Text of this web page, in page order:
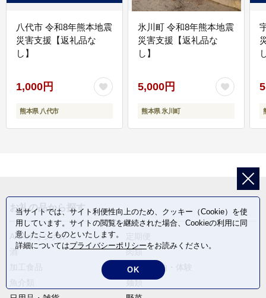
八代市 令和8年熊本地震
災害支援【返礼品な
し】
1,000円
熊本県 八代市
氷川町 令和8年熊本地震
災害支援【返礼品な
し】
5,000円
熊本県 氷川町
お礼の品から探す
ANAオリジナル
酒
肉類
旅行・宿泊・体験
麺類
当サイトでは、サイト利便性向上のため、クッキー（Cookie）を使
用しています。サイトの閲覧を継続された場合、Cookieの利用に同
意したことものといたします。
詳細についてはプライバシーポリシーをお読みください。
OK